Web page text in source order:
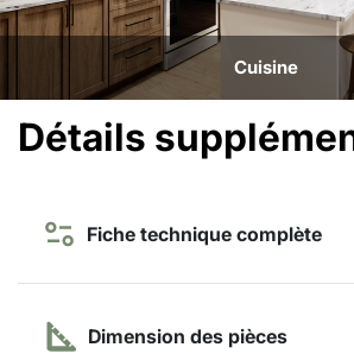
Cuisine
Détails
Fiche technique complète
Dimension des pièces